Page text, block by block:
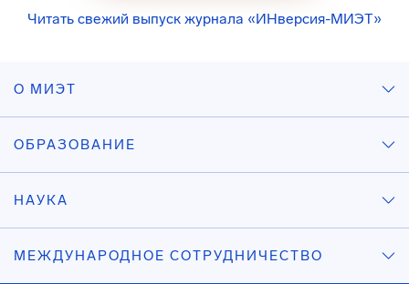
Читать свежий выпуск журнала «ИНверсия-МИЭТ»
О МИЭТ
ОБРАЗОВАНИЕ
НАУКА
МЕЖДУНАРОДНОЕ СОТРУДНИЧЕСТВО